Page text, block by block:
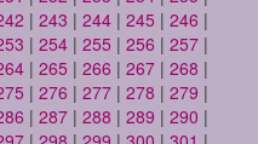
| 243 | 244 | 245 | 246 |
| 254 | 255 | 256 | 257 |
| 265 | 266 | 267 | 268 |
| 276 | 277 | 278 | 279 |
| 287 | 288 | 289 | 290 |